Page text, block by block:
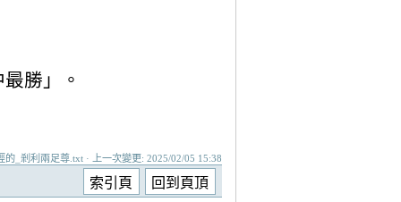
勝」。
的_剎利兩足尊.txt · 上一次變更: 2025/02/05 15:38